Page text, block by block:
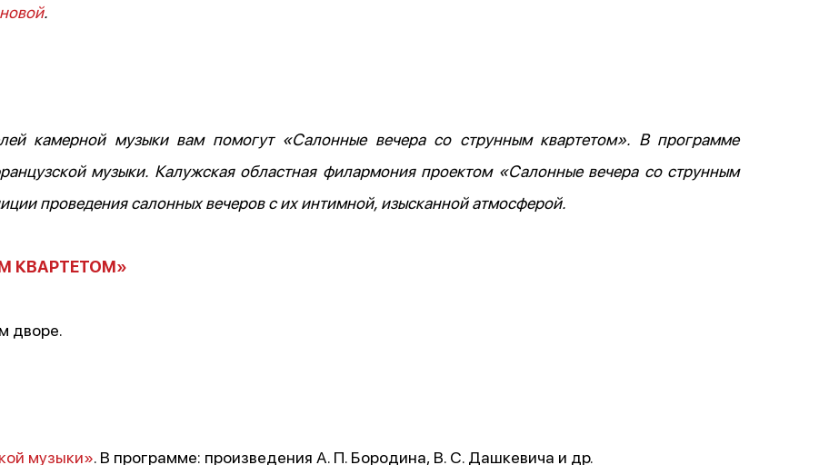
.
камерной музыки вам помогут «Салонные вечера со струнным квартетом». В программе
музыки. Калужская областная филармония проектом «Салонные вечера со струнным
проведения салонных вечеров с их интимной, изысканной атмосферой.
КВАРТЕТОМ»
дворе.
музыки». В программе: произведения А. П. Бородина, В. С. Дашкевича и др.